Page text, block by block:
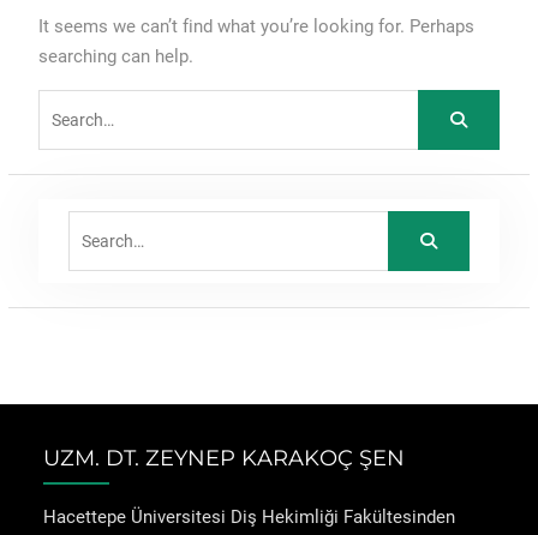
It seems we can’t find what you’re looking for. Perhaps
searching can help.
for:
for:
UZM. DT. ZEYNEP KARAKOÇ ŞEN
Hacettepe Üniversitesi Diş Hekimliği Fakültesinden